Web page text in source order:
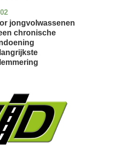
jongvolwassenen
chronische